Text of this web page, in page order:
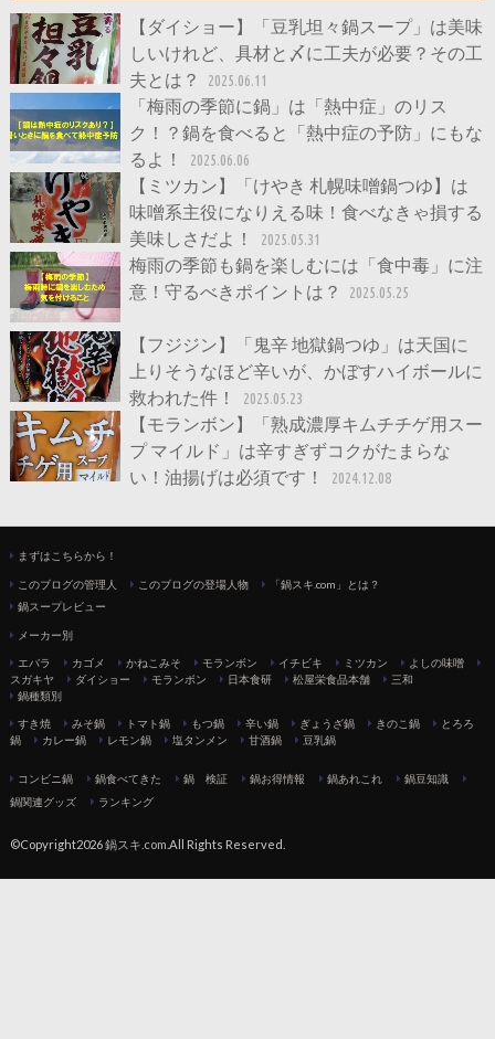
【ダイショー】「豆乳坦々鍋スープ」は美味
しいけれど、具材と〆に工夫が必要？その工
夫とは？
2025.06.11
「梅雨の季節に鍋」は「熱中症」のリス
ク！？鍋を食べると「熱中症の予防」にもな
るよ！
2025.06.06
【ミツカン】「けやき 札幌味噌鍋つゆ】は
味噌系主役になりえる味！食べなきゃ損する
美味しさだよ！
2025.05.31
梅雨の季節も鍋を楽しむには「食中毒」に注
意！守るべきポイントは？
2025.05.25
【フジジン】「鬼辛 地獄鍋つゆ」は天国に
上りそうなほど辛いが、かぼすハイボールに
救われた件！
2025.05.23
【モランボン】「熟成濃厚キムチチゲ用スー
プ マイルド」は辛すぎずコクがたまらな
い！油揚げは必須です！
2024.12.08
まずはこちらから！
このブログの管理人 このブログの登場人物
「鍋スキ.com」とは？
鍋スープレビュー
メーカー別
エバラ カゴメ かねこみそ モランボン イチビキ ミツカン
よしの味噌
スガキヤ
ダイショー モランボン 日本食研 松屋栄食品本舗
三和
鍋種類別
すき焼 みそ鍋 トマト鍋 もつ鍋 辛い鍋 ぎょうざ鍋 きのこ鍋
とろろ
鍋
カレー鍋 レモン鍋 塩タンメン 甘酒鍋 豆乳鍋
コンビニ鍋 鍋食べてきた 鍋 検証 鍋お得情報 鍋あれこれ
鍋豆知識
鍋関連グッズ
ランキング
©Copyright2026鍋スキ.com .All Rights Reserved.